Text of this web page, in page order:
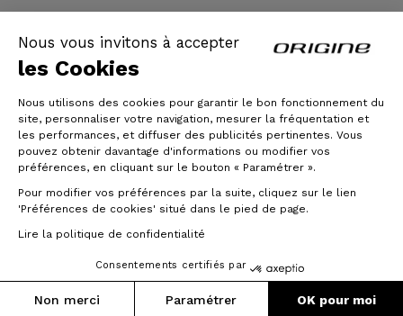
Nous vous invitons à accepter
les Cookies
Nous utilisons des cookies pour garantir le bon fonctionnement du
site, personnaliser votre navigation, mesurer la fréquentation et
les performances, et diffuser des publicités pertinentes. Vous
pouvez obtenir davantage d'informations ou modifier vos
préférences, en cliquant sur le bouton « Paramétrer ».
Pour modifier vos préférences par la suite, cliquez sur le lien
'Préférences de cookies' situé dans le pied de page.
Lire la politique de confidentialité
Consentements certifiés par
Non merci Paramétrer OK pour moi
Prix :
5 664 €
Poids :
11.65 kg Ajouter au panier
CGV | Mentions légales
© Origine Cycles